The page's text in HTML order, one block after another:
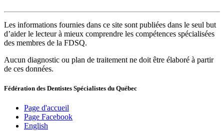
Les informations fournies dans ce site sont publiées dans le seul but
d’aider le lecteur à mieux comprendre les compétences spécialisées
des membres de la FDSQ.
Aucun diagnostic ou plan de traitement ne doit être élaboré à partir
de ces données.
Fédération des Dentistes Spécialistes du Québec
Page d'accueil
Page Facebook
English